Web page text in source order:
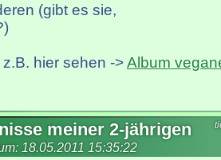
(gibt es sie,
hier sehen ->Album
meiner 2-jährigen
18.05.2011 15:35:22